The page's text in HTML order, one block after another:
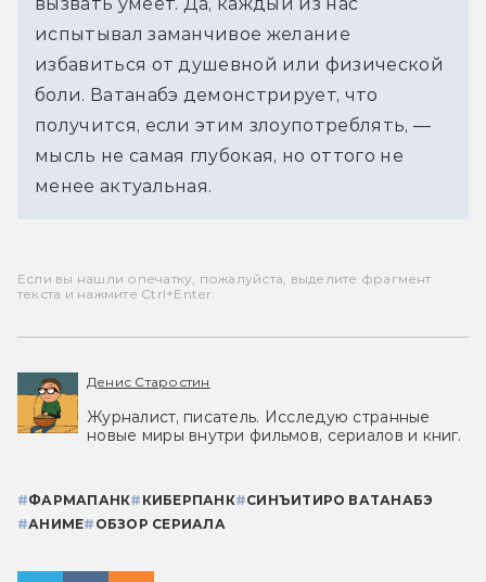
испытывал заманчивое желание
избавиться от душевной или физической
боли. Ватанабэ демонстрирует, что
получится, если этим злоупотреблять, —
мысль не самая глубокая, но оттого не
менее актуальная.
Если вы нашли опечатку, пожалуйста, выделите фрагмент
текста и нажмите Ctrl+Enter.
Денис Старостин
Журналист, писатель. Исследую странные
новые миры внутри фильмов, сериалов и книг.
#ФАРМАПАНК# КИБЕРПАНК#СИНЪИТИРО ВАТАНАБЭ
#АНИМЕ# ОБЗОР СЕРИАЛА